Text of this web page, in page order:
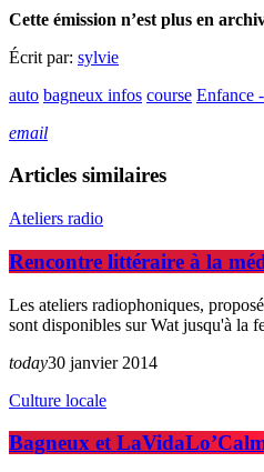
Cette émission n’est plus en
Écrit par: sylvie
auto bagneux infos course Enfance
email
Articles similaires
Ateliers radio
Rencontre littéraire à la
Les ateliers radiophoniques,
sont disponibles sur Wat jusqu'à la
today30 janvier 2014
Culture locale
Bagneux et